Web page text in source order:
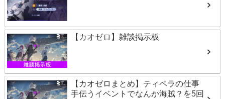
【カオゼロ】雑談掲示板
【カオゼロまとめ】ティペラの仕事
手伝うイベントでなんか海賊？を5回